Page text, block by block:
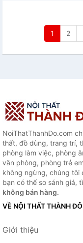
1 2
NoiThatThanhDo.com
thất, đồ dùng, trang trí,
phòng làm việc, phòng
văn phòng, phòng trẻ
không ngừng, chúng tôi
bạn có thể so sánh giá,
không bán hàng.
VỀ NỘI THẤT THÀNH ĐÔ
Giới thiệu